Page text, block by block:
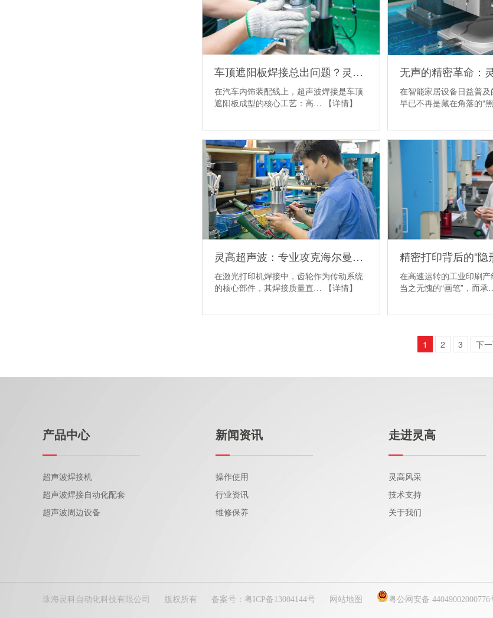
车顶遮阳板焊接总出问题？灵高帮您搞定泰索迡克焊头设计缺陷
在汽车内饰装配线上，超声波焊接是车顶
遮阳板成型的核心工艺：高…
【详情】
在智能家居设备日益普
早已不再是藏在角落的“
灵高超声波：专业攻克海尔曼Herrmann焊接机电路板短路难题
在激光打印机焊接中，齿轮作为传动系统
的核心部件，其焊接质量直…
【详情】
在高速运转的工业印刷
当之无愧的“画笔”，而
1 2 3 下
产品中心
超声波焊接机
超声波焊接自动化配套
超声波周边设备
新闻资讯
操作使用
行业资讯
维修保养
走进灵高
灵高风采
技术支持
关于我们
珠海灵科自动化科技有限公司 版权所有 备案号： 粤ICP备13004144号 网站地图 粤公网安备 44049002000776